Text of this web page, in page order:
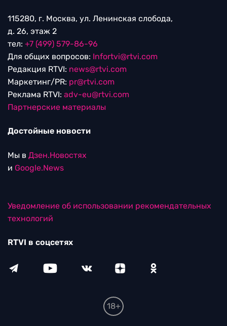
115280, г. Москва, ул. Ленинская слобода,
д. 26, этаж 2
тел: +7 (499) 579-86-96
Для общих вопросов: Infortvi@rtvi.com
Редакция RTVI: news@rtvi.com
Маркетинг/PR: pr@rtvi.com
Реклама RTVI: adv-eu@rtvi.com
Партнерские материалы
Достойные новости
Мы в Дзен.Новостях
и Google.News
Уведомление об использовании рекомендательных
технологий
RTVI в соцсетях
18+